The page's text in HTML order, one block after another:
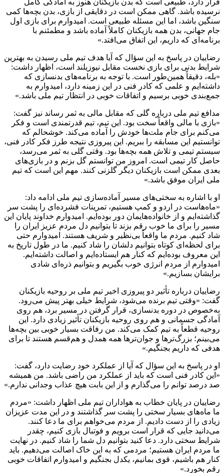
نرسیده باشد. گاهی ممکن است در دقایقی از بازی، بدن بچه‌ها کمی
سنگین باشد، اما این مسئله طبیعی است. امیدوارم برای بازی اول
جام جهانی، بدن همه بازیکنان کاملاً آماده باشد و مطمئنم با
برنامه‌ای که داریم، این اتفاق می‌افتد.»
رضاییان در پاسخ به این سؤال که آیا هدف تیم ملی رسیدن به بهترین
شرایط بدنی برای بازی نخست مقابل نیوزیلند است، اظهار داشت:
«بله، دقیقاً همین‌طور است. با توجه به برنامه‌های بدنسازی که
داشته‌ایم و علمی که کادر فنی در این زمینه دارد، امیدوارم به
جمع‌بندی خوبی برسیم و اتفاقات خوبی در انتظار تیم ملی باشد.»
مدافع تیم ملی درباره گلی که مقابل مالی به ثمر رساند نیز گفت:
«بازی با مالی واقعاً سخت بود. این تیم، تیم قدرتمندی است و فکر
می‌کنم برای جام ملت‌ها خودش را آماده می‌کند. خوشحالم که
توانستیم این مسابقه را ببریم. این پیروزی نتیجه طرز فکر کادر فنی،
سیستم تیمی و تلاش همه بچه‌ها بود. وقتی گلی به ثمر می‌رسد،
حاصل کار تیمی است. امروز من توانستم گل بزنم و در بازی‌های
بعدی ممکن است بازیکنان دیگر گلزنی کنند. مهم این است که تیم
ملی ایران موفق باشد.»
او با اشاره به سختی‌های مسیر آماده‌سازی تیم ملی ادامه داد:
«ماه‌هاست در اردو و کمپ هستیم، تمرینات فشرده‌ای را پشت سر
گذاشته‌ایم و از خانواده‌هایمان دور بوده‌ایم. امیدوارم خداوند پایان این
مسیر را برای ما خوب رقم بزند تا بتوانیم دل مردم عزیز ایران را
شاد کنیم. مردم ما واقعاً بی‌نظیر و شریف هستند. امیدوارم حتی
برای لحظه‌ای کوتاه بتوانیم دلشان را شاد کنیم. ما در طول تاریخ به
این معروف بوده‌ایم که کنار هم ایستاده‌ایم و اصالت داشته‌ایم.
امیدوارم از مردم انرژی خوب بگیریم و بتوانیم ذره‌ای شادی
برایشان بسازیم.»
رضاییان درباره تأثیر دو پیروزی اخیر تیم ملی بر روحیه بازیکنان
گفت: «وقتی تیم برنده می‌شود، شرایط خیلی بهتر پیش می‌رود.
به‌خصوص در دوره بدنسازی، قرار گرفتن در مسیر برد، هم روی
آمادگی جسمانی و هم روی روحیه بازیکنان تأثیر زیادی دارد. این
روحیه قطعاً به تیم کمک می‌کند. من رفاقت بسیار خوبی بین بچه‌ها
می‌بینم؛ بزرگ‌ترها و جوان‌ترها همه همدل و هم‌قسم هستند تا برای
هدفی که داریم بجنگیم.»
او در پاسخ به این سؤال که آیا از عملکرد خود رضایت دارد، گفت:
«این کادر فنی است که باید از عملکرد من راضی باشد. من همیشه
صد درصد توانم را می‌گذارم و از این بابت هیچ عذاب وجدانی ندارم.»
رضاییان در پایان خطاب به هواداران تیم ملی اظهار داشت: «مردم
ما ماه‌های بسیار سختی را پشت سر گذاشتند و در این مدت عزیزان
زیادی را از دست دادیم. از مردم می‌خواهم برای ما دعا کنند.
می‌دانید جایی که قرار است برویم و فوتبال بازی کنیم، چقدر
شرایط سختی دارد. دعا کنید بتوانیم دل شما را شاد کنیم. در نهایت
ما مردم ایران هستیم؛ مردمی که به این خاک اصالت می‌دهیم. باید
کنار هم باشیم، قوی بمانیم، یکدل بجنگیم و امیدوارم اتفاقات خوبی
رقم بخورد.»